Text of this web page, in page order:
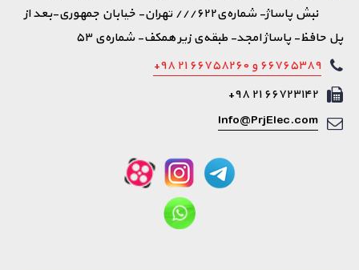
نبش پاساژ- شماره‌ی۶۲۲/// تهران- خیابان جمهوری-بعد از
پل حافظ- پاساژ امجد- طبقه‌ی زیر همکف- شماره‌ی ۵۳
۶۶۷۶۵۳۸۹ و ۶۶۷۵۸۲۶۰ ۲۱ ۹۸+
۶۶۷۲۳۱۴۲ ۲۱ ۹۸+
Info@PrjElec.com